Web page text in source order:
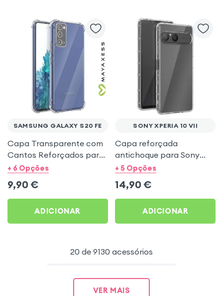
SAMSUNG GALAXY S20 FE
Capa Transparente com
Cantos Reforçados para
Samsung S20 FE
+ 6 Opções
9,90 €
ADICIONAR
SONY XPERIA 10 VII
Capa reforçada
antichoque para Sony
Xperia 10 VII -
+ 5 Opções
14,90 €
ADICIONAR
20 de 9130 acessórios
VER MAIS